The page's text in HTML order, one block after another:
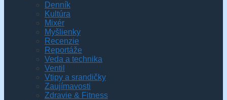
Denník
Kultúra
Mixér
Myšlienky
Recenzie
Reportáže
Veda a technika
Ventil
Vtipy a srandičky
Zaujímavosti
Zdravie & Fitness